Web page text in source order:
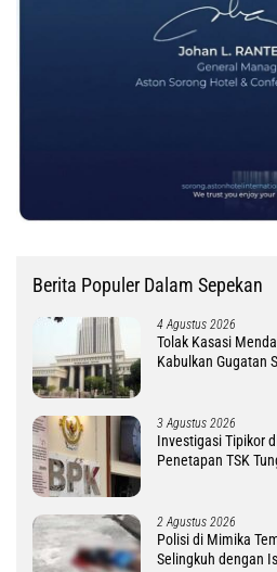
Berita Populer Dalam Sepekan
4 Agustus 2026
Tolak Kasasi
Kabulkan Gugatan
3 Agustus 2026
Investigasi Tipikor
Penetapan TSK
2 Agustus 2026
Polisi di Mimika
Selingkuh dengan